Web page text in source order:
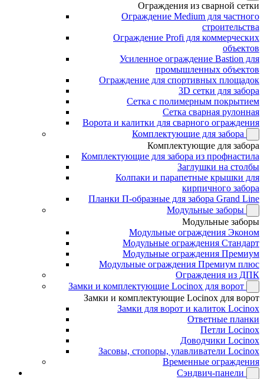
Ограждения из сварной сетки
Ограждение Medium для частного
строительства
Ограждение Profi для коммерческих
объектов
Усиленное ограждение Bastion для
промышленных объектов
Ограждение для спортивных площадок
3D сетки для забора
Сетка с полимерным покрытием
Сетка сварная рулонная
Ворота и калитки для сварного ограждения
Комплектующие для забора
Комплектующие для забора
Комплектующие для забора из профнастила
Заглушки на столбы
Колпаки и парапетные крышки для
кирпичного забора
Планки П-образные для забора Grand Line
Модульные заборы
Модульные заборы
Модульные ограждения Эконом
Модульные ограждения Стандарт
Модульные ограждения Премиум
Модульные ограждения Премиум плюс
Ограждения из ДПК
Замки и комплектующие Locinox для ворот
Замки и комплектующие Locinox для ворот
Замки для ворот и калиток Locinox
Ответные планки
Петли Locinox
Доводчики Locinox
Засовы, стопоры, улавливатели Locinox
Временные ограждения
Сэндвич-панели